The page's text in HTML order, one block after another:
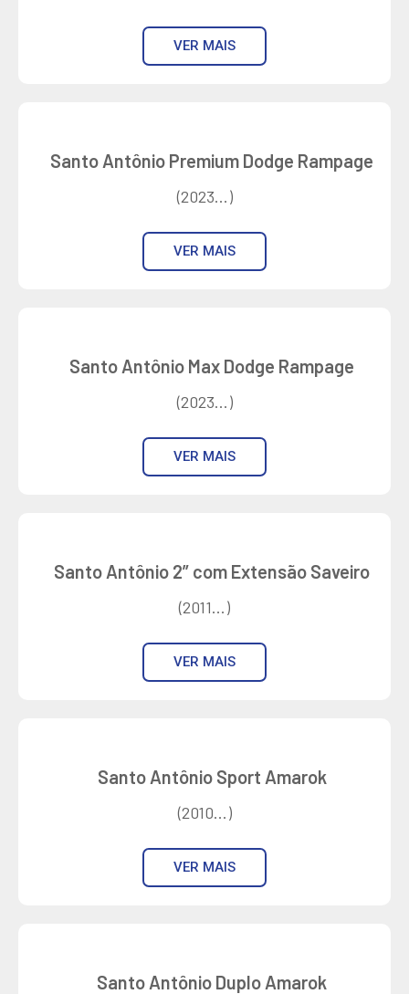
VER MAIS
Santo Antônio Premium Dodge Rampage
(2023...)
VER MAIS
Santo Antônio Max Dodge Rampage
(2023...)
VER MAIS
Santo Antônio 2” com Extensão Saveiro
(2011...)
VER MAIS
Santo Antônio Sport Amarok
(2010...)
VER MAIS
Santo Antônio Duplo Amarok